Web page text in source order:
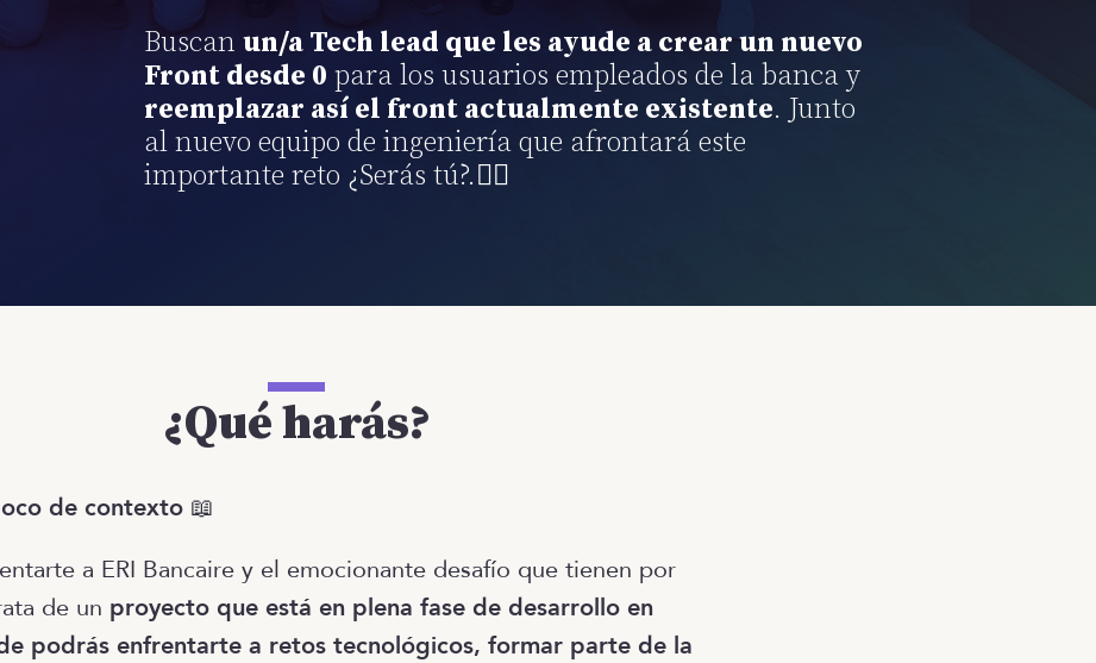
Buscan un/a Tech lead que les ayude a crear un nuevo
Front desde 0 para los usuarios empleados de la banca y
reemplazar así el front actualmente existente. Junto
al nuevo equipo de ingeniería que afrontará este
importante reto ¿Serás tú?.🦸‍♂️
¿Qué harás?
de contexto 📖
a ERI Bancaire y el emocionante desafío que tienen por
de un proyecto que está en plena fase de desarrollo en
podrás enfrentarte a retos tecnológicos, formar parte de la